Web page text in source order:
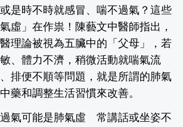
是時不時就感冒、喘不過氣？這些
虛」在作祟！陳藝文中醫師指出，
理論被視為五臟中的「父母」，若
、體力不濟，稍微活動就喘氣流
排便不順等問題，就是所謂的肺氣
藥和調整生活習慣來改善。
氣可能是肺氣虛 常講話或坐姿不